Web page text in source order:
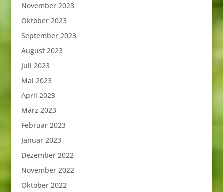
November 2023
Oktober 2023
September 2023
August 2023
Juli 2023
Mai 2023
April 2023
März 2023
Februar 2023
Januar 2023
Dezember 2022
November 2022
Oktober 2022